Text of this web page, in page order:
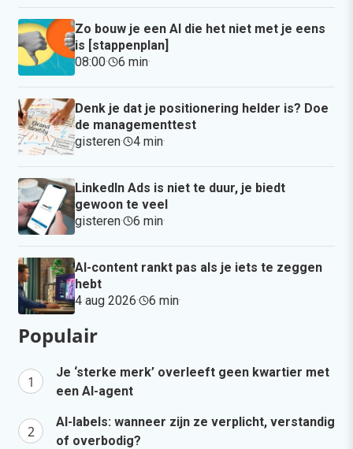
Zo bouw je een AI die het niet met je eens
is [stappenplan]
08:00· 6 min·
Denk je dat je positionering helder is? Doe
de managementtest
gisteren· 4 min·
LinkedIn Ads is niet te duur, je biedt
gewoon te veel
gisteren· 6 min·
AI-content rankt pas als je iets te zeggen
hebt
4 aug 2026· 6 min·
Populair
Je ‘sterke merk’ overleeft geen kwartier met
een AI-agent
AI-labels: wanneer zijn ze verplicht, verstandig
of overbodig?